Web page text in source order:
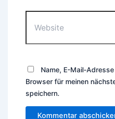
Name, E-Mail-
Browser für meinen
speichern.